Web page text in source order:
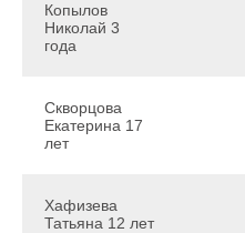
Копылов
Николай 3
года
Скворцова
Екатерина 17
лет
Хафизева
Татьяна 12 лет